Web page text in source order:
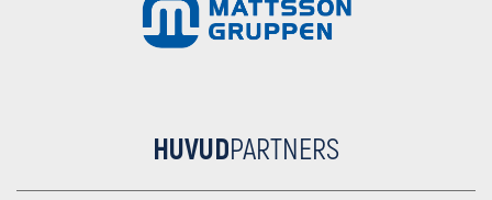
HUVUDPARTNERS